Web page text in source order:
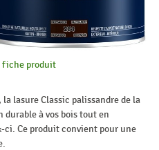
fiche produit
lasure Classic palissandre de la
à vos bois tout en
Ce produit convient pour une